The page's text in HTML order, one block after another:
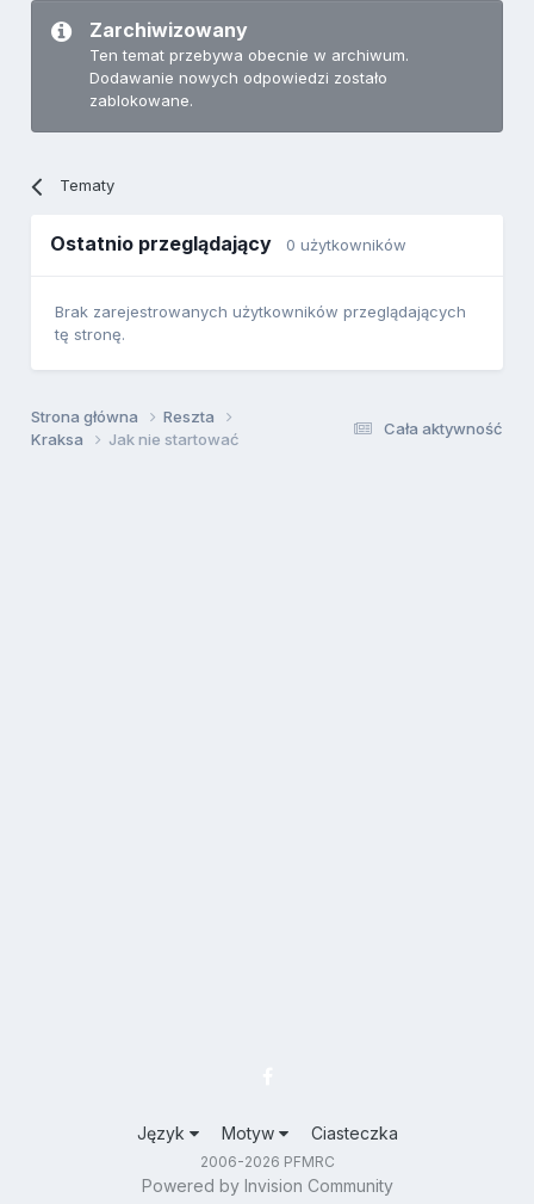
Zarchiwizowany
Ten temat przebywa obecnie w archiwum.
Dodawanie nowych odpowiedzi zostało
zablokowane.
Tematy
Ostatnio przeglądający 0 użytkowników
Brak zarejestrowanych użytkowników przeglądających
tę stronę.
Cała aktywność
Strona główna
Reszta
Kraksa
Jak nie startować
Język Motyw Ciasteczka
2006-2026 PFMRC
Powered by Invision Community